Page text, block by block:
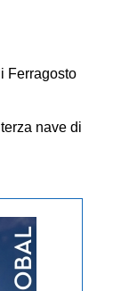
Ferragosto
nave di